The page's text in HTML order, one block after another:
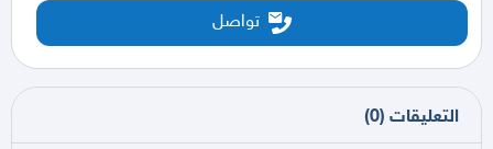
تواصل
التعليقات (
0
)